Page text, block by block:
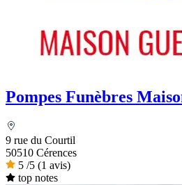
Pompes Funèbres
9 rue du Courtil
50510 Cérences
5 /5 (1 avis)
top notes